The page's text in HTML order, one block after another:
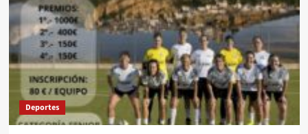
Deportes